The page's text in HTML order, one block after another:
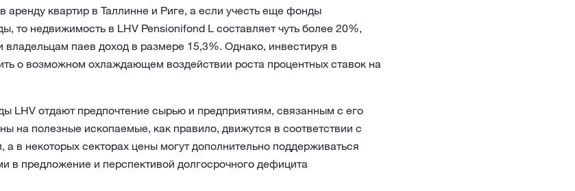
аренду квартир в Таллинне и Риге, а если учесть еще фонды
то недвижимость в LHV Pensionifond L составляет чуть более 20%,
владельцам паев доход в размере 15,3%. Однако, инвестируя в
о возможном охлаждающем воздействии роста процентных ставок на
LHV отдают предпочтение сырью и предприятиям, связанным с его
на полезные ископаемые, как правило, движутся в соответствии с
в некоторых секторах цены могут дополнительно поддерживаться
в предложение и перспективой долгосрочного дефицита